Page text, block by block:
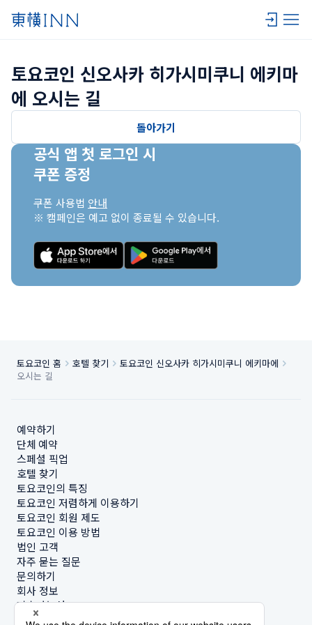
토요코인 신오사카 히가시미쿠니 에키마
에 오시는 길
돌아가기
공식 앱 첫 로그인 시
쿠폰 증정
쿠폰 사용법 안내
※ 캠페인은 예고 없이 종료될 수 있습니다.
토요코인 홈 호텔 찾기
토요코인 신오사카 히가시미쿠니 에키마에
오시는 길
예약하기
단체 예약
스페셜 픽업
호텔 찾기
토요코인의 특징
토요코인 저렴하게 이용하기
토요코인 회원 제도
토요코인 이용 방법
법인 고객
자주 묻는 질문
문의하기
회사 정보
지속가능성